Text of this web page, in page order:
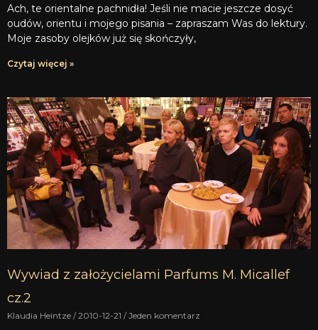
Ach, te orientalne pachnidła! Jeśli nie macie jeszcze dosyć
oudów, orientu i mojego pisania – zapraszam Was do lektury.
Moje zasoby olejków już się skończyły,
Czytaj więcej »
Wywiad z założycielami Parfums M. Micallef
cz.2
Klaudia Heintze 2010-12-21 Jeden komentarz